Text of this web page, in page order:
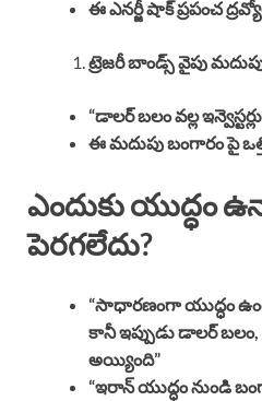
ఈ ఎనర్జీ షాక్ ప్రపంచ
ట్రెజరీ బాండ్స్ వైపు
“డాలర్ బలం వల్ల
ఈ మదుపు బంగారం పై
ఎందుకు యుద్ధం
పెరగలేదు?
“సాధారణంగా యుద్ధం
కానీ ఇప్పుడు డాలర్ బలం,
అయ్యింది”
“ఇరాన్ యుద్ధం నుండి